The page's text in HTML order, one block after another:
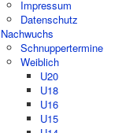
Impressum
Datenschutz
Nachwuchs
Schnuppertermine
Weiblich
U20
U18
U16
U15